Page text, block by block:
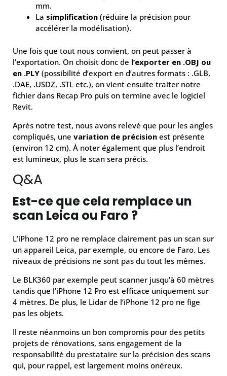
mm.
La simplification (réduire la précision pour
accélérer la modélisation).
Une fois que tout nous convient, on peut passer à
l’exportation. On choisit donc de l’exporter en .OBJ ou
en .PLY (possibilité d’export en d’autres formats : .GLB,
.DAE, .USDZ, .STL etc.), on vient ensuite traiter notre
fichier dans Recap Pro puis on termine avec le logiciel
Revit.
Après notre test, nous avons relevé que pour les angles
compliqués, une variation de précision est présente
(environ 12 cm). À noter également que plus l’endroit
est lumineux, plus le scan sera précis.
Q&A
Est-ce que cela remplace un
scan Leica ou Faro ?
L’iPhone 12 pro ne remplace clairement pas un scan sur
un appareil Leica, par exemple, ou encore de Faro. Les
niveaux de précisions ne sont pas du tout les mêmes.
Le BLK360 par exemple peut scanner jusqu’à 60 mètres
tandis que l’iPhone 12 Pro est efficace uniquement sur
4 mètres. De plus, le Lidar de l’iPhone 12 pro ne fige
pas les objets.
Il reste néanmoins un bon compromis pour des petits
projets de rénovations, sans engagement de la
responsabilité du prestataire sur la précision des scans
qui, pour rappel, est largement moins onéreux.